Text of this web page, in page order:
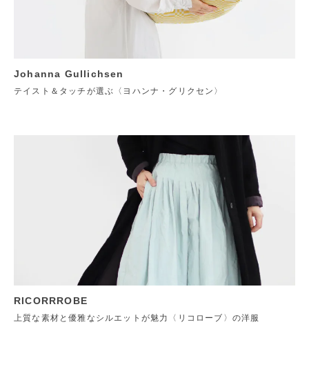
Johanna Gullichsen
テイスト＆タッチが選ぶ〈ヨハンナ・グリクセン〉
RICORRROBE
上質な素材と優雅なシルエットが魅力〈リコローブ〉の洋服